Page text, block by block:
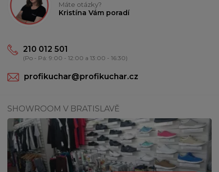
Máte otázky?
Kristína Vám poradí
210 012 501
(Po - Pá: 9:00 - 12:00 a 13:00 - 16:30)
profikuchar@profikuchar.cz
SHOWROOM V BRATISLAVĚ